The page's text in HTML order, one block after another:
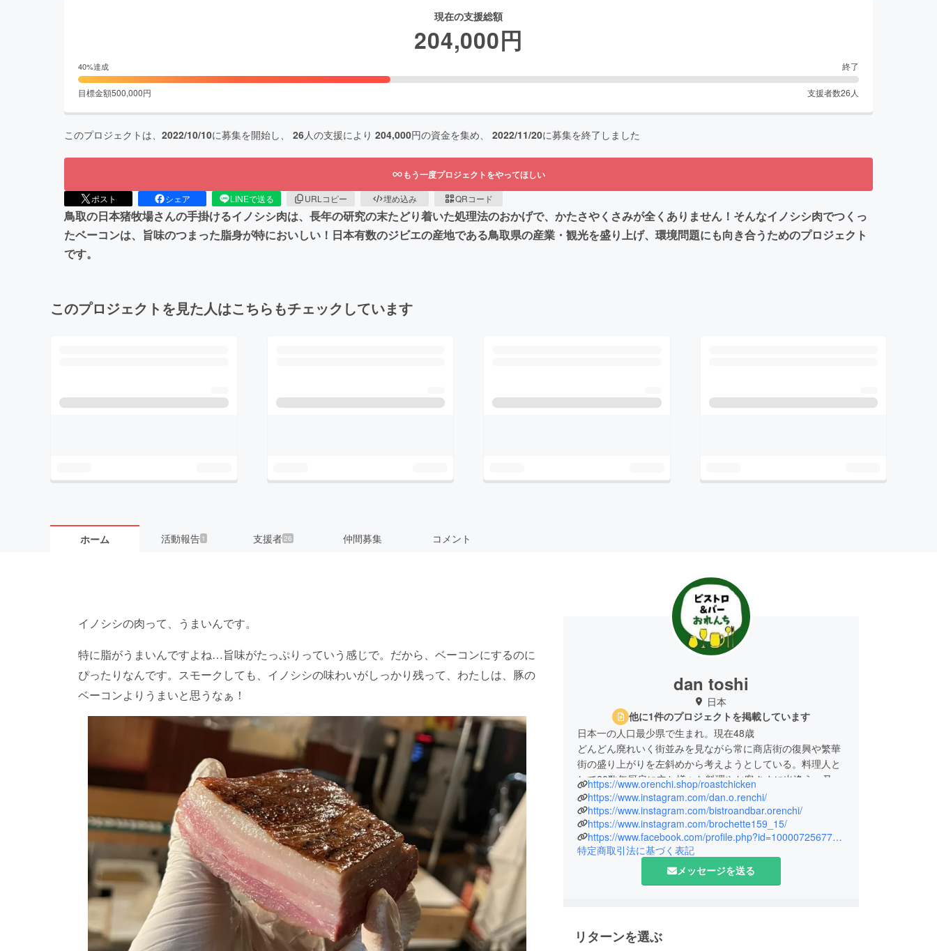
現在の支援総額
204,000円
40%達成 終了
目標金額500,000円 支援者数26 人
このプロジェクトは、 2022/10/10に募集を開始し、 26人の支援により 204,000円の資金を集め、 2022/11/20に募集を終了しました
もう一度プロジェクトをやってほしい
ポスト シェア LINEで送る URLコピー 埋め込み QRコード
鳥取の日本猪牧場さんの手掛けるイノシシ肉は、長年の研究の末たどり着いた処理法のおかげで、かたさやくさみが全くありません！そんなイノシシ肉でつくっ
たベーコンは、旨味のつまった脂身が特においしい！日本有数のジビエの産地である鳥取県の産業・観光を盛り上げ、環境問題にも向き合うためのプロジェクト
です。
このプロジェクトを見た人はこちらもチェックしています
ホーム 活動報告 1 支援者26 仲間募集 コメント
イノシシの肉って、うまいんです。
特に脂がうまいんですよね…旨味がたっぷりっていう感じで。だから、ベーコンにするのに
ぴったりなんです。スモークしても、イノシシの味わいがしっかり残って、わたしは、豚の
ベーコンよりうまいと思うなぁ！
dan toshi
日本
他に1件のプロジェクトを掲載しています
日本一の人口最少県で生まれ。現在48歳
どんどん廃れいく街並みを見ながら常に商店街の復興や繁華
街の盛り上がりを左斜めから考えようとしている。料理人と
して20数年厨房に立ち様々な料理やお客さまに出逢う。又街
中でのイベントも精力的にプロデュースし様々な人脈を得
る。
料理やイベント、音楽を通じて日本中、世界中に友人ができ
様々なアーティストとも一緒に仕事の経験がある。
現在、ビストロと食肉加工工場を運営。コロナ禍で街中活性
化のための「炎の宴実行委員会」のプロデュース。湖山池グ
ランピングレストランコンサル料理提供。様々なイベントに
https://www.orenchi.shop/roastchicken
https://www.instagram.com/dan.o.renchi/
https://www.instagram.com/bistroandbar.orenchi/
https://www.instagram.com/brochette159_15/
https://www.facebook.com/profile.php?id=100007256778549
特定商取引法に基づく表記
メッセージを送る
リターンを選ぶ